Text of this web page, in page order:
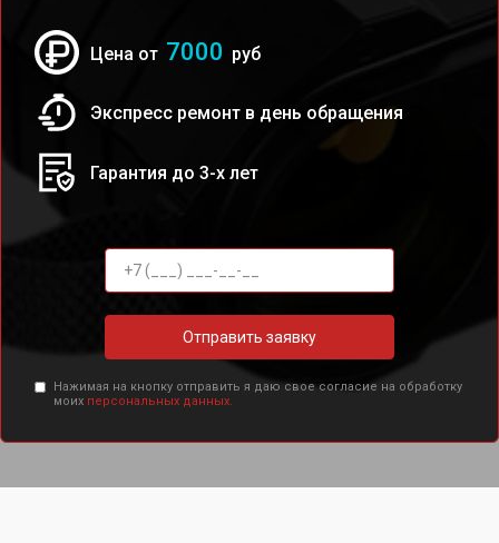
Цена от 7000 руб
Экспресс ремонт в день обращения
Гарантия до 3-х лет
Отправить заявку
Нажимая на кнопку отправить я даю свое согласие на обработку
моих персональных данных.